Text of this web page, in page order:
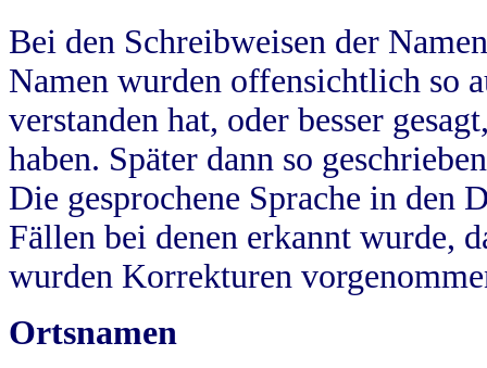
Bei den Schreibweisen der
Namen wurden offensichtlich so
verstanden hat, oder besser
haben. Später dann so
Die gesprochene Sprache in
Fällen bei denen erkannt wurde,
wurden Korrekturen
Ortsnamen